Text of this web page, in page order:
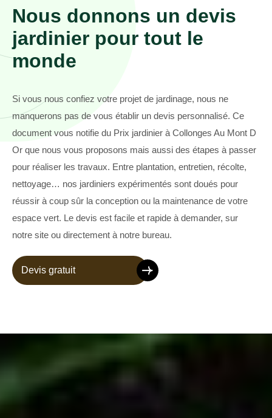
Nous donnons un devis
jardinier pour tout le
monde
Si vous nous confiez votre projet de jardinage, nous ne
manquerons pas de vous établir un devis personnalisé. Ce
document vous notifie du Prix jardinier à Collonges Au Mont D
Or que nous vous proposons mais aussi des étapes à passer
pour réaliser les travaux. Entre plantation, entretien, récolte,
nettoyage… nos jardiniers expérimentés sont doués pour
réussir à coup sûr la conception ou la maintenance de votre
espace vert. Le devis est facile et rapide à demander, sur
notre site ou directement à notre bureau.
Devis gratuit